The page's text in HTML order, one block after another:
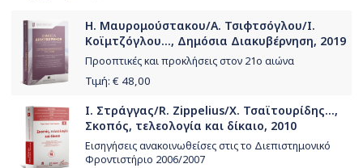
Η. Μαυρομούστακου/Α. Τσιφτσόγλου/Ι.
Κοϊμτζόγλου..., Δημόσια Διακυβέρνηση, 2019
Προοπτικές και προκλήσεις στον 21ο αιώνα
Τιμή: € 48,00
Ι. Στράγγας/R. Zippelius/Χ. Τσαϊτουρίδης...,
Σκοπός, τελεολογία και δίκαιο, 2010
Εισηγήσεις ανακοινωθείσες στις το Διεπιστημονικό
Φροντιστήριο 2006/2007